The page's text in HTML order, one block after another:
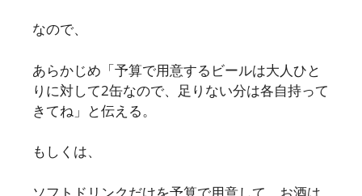
なので、
あらかじめ「予算で用意するビールは大人ひと
りに対して2缶なので、足りない分は各自持って
きてね」と伝える。
もしくは、
ソフトドリンクだけを予算で用意して、お酒は